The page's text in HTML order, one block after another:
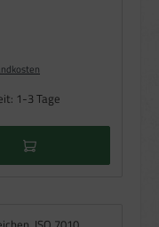
nicht verfügbar.)
1-3 Tage
die Schaltflächen um die Anzahl zu